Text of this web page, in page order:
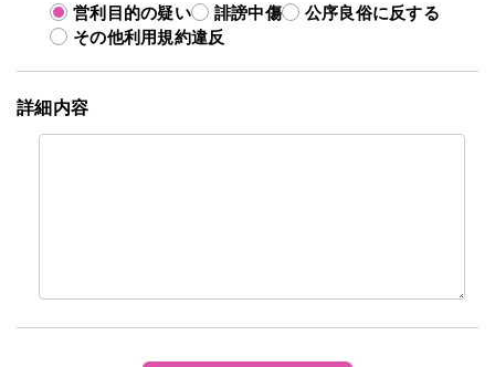
営利目的の疑い 誹謗中傷
公序良俗に反する
その他利用規約違反
詳細内容